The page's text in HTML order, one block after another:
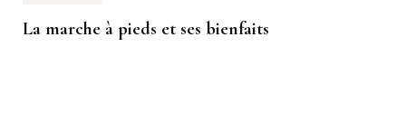
La marche à pieds et ses bienfaits